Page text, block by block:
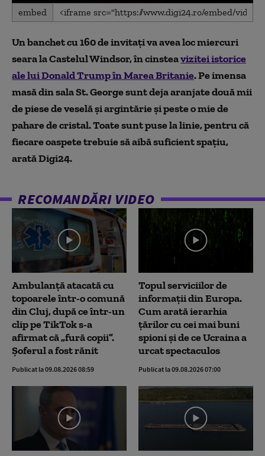
0
seconds
minute,
seconds
embed
Un banchet cu 160 de invitați va avea loc miercuri
seara la Castelul Windsor, în cinsteavizitei istorice
ale lui Donald Trump în Marea Britanie. Pe imensa
masă din sala St. George sunt deja aranjate două mii
de piese de veselă și argintărie și peste o mie de
pahare de cristal. Toate sunt puse la linie, pentru că
fiecare oaspete trebuie să aibă suficient spațiu,
arată Digi24.
RECOMANDĂRI VIDEO
Ambulanţă atacată cu
topoarele într-o comună
din Cluj, după ce într-un
clip pe TikTok s-a
afirmat că „fură copii”.
Șoferul a fost rănit
Publicat la 09.08.2026 08:59
Topul serviciilor de
informații din Europa.
Cum arată ierarhia
țărilor cu cei mai buni
spioni și de ce Ucraina a
urcat spectaculos
Publicat la 09.08.2026 07:00